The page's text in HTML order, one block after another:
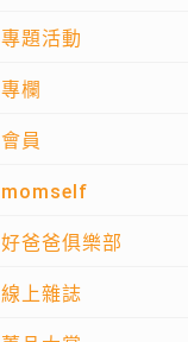
專題活動
專欄
會員
momself
好爸爸俱樂部
線上雜誌